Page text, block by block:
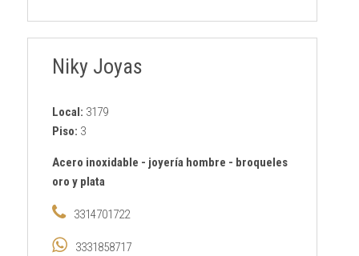
Niky Joyas
Local: 3179
Piso: 3
Acero inoxidable - joyería hombre - broqueles
oro y plata
3314701722
3331858717